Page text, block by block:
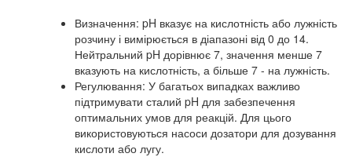
Визначення: pH вказує на кислотність або лужність
розчину і вимірюється в діапазоні від 0 до 14.
Нейтральний pH дорівнює 7, значення менше 7
вказують на кислотність, а більше 7 - на лужність.
Регулювання: У багатьох випадках важливо
підтримувати сталий pH для забезпечення
оптимальних умов для реакцій. Для цього
використовуються насоси дозатори для дозування
кислоти або лугу.